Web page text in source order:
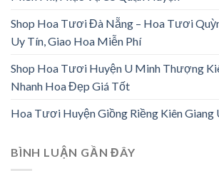
Shop Hoa Tươi Đà Nẵng – Hoa Tươi
Uy Tín, Giao Hoa Miễn Phí
Shop Hoa Tươi Huyện U Minh Thượng
Nhanh Hoa Đẹp Giá Tốt
Hoa Tươi Huyện Giồng Riềng Kiên Giang
BÌNH LUẬN GẦN ĐÂY